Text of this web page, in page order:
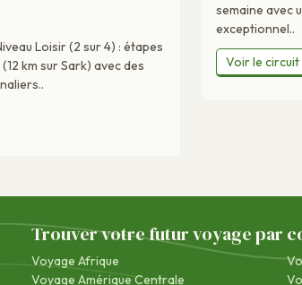
Loisir (2 sur 4) : étapes
km sur Sark) avec des
semaine avec
exceptionnel..
Voir le circuit
Trouver votre futur voyage par
Voyage Afrique
Voyage Amérique Centrale